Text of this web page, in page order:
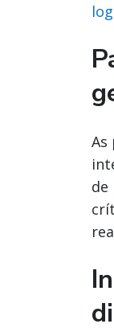
As
de